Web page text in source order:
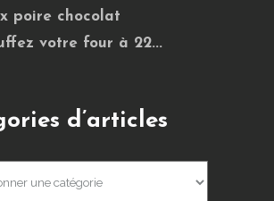
poire chocolat
votre four à 22...
d’articles